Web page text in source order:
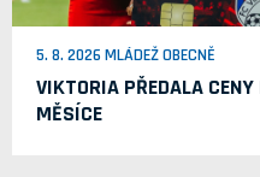
5. 8. 2026 MLÁDEŽ OBECNĚ
VIKTORIA PŘEDALA
MĚSÍCE